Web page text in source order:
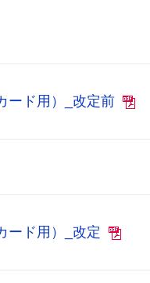
ード用）_改定前
ード用）_改定